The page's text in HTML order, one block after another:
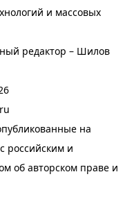
и массовых
редактор – Шилов
на
российским и
об авторском праве и